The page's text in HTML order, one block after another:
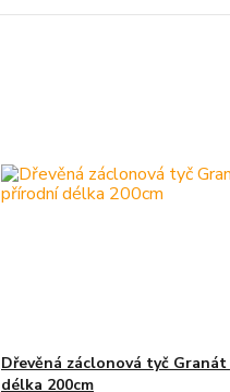
Dřevěná záclonová tyč
délka 200cm